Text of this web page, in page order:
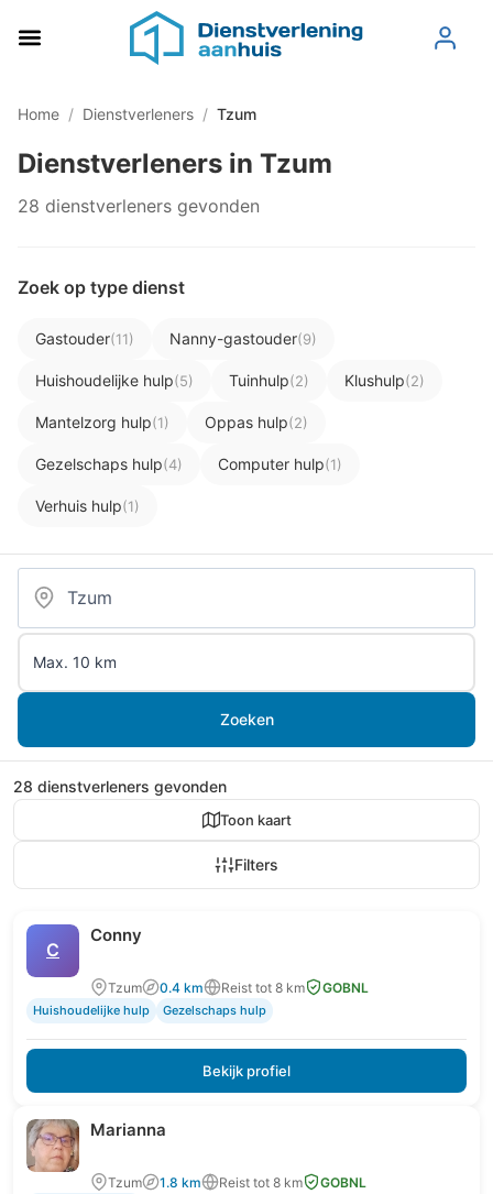
Home / Dienstverleners / Tzum
Dienstverleners in Tzum
28 dienstverleners gevonden
Zoek op type dienst
Gastouder(11) Nanny-gastouder(9)
Huishoudelijke hulp(5) Tuinhulp(2) Klushulp(2)
Mantelzorg hulp(1) Oppas hulp(2)
Gezelschaps hulp(4) Computer hulp(1)
Verhuis hulp(1)
Zoeken
28 dienstverleners gevonden
Toon kaart
Filters
C
Conny
Tzum 0.4 km Reist tot 8 km GOBNL
Huishoudelijke hulp Gezelschaps hulp
Bekijk profiel
Marianna
Tzum 1.8 km Reist tot 8 km GOBNL